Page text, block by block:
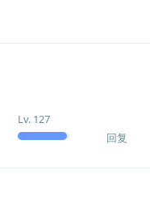
Lv. 127
回复